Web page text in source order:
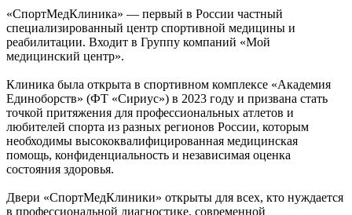
«СпортМедКлиника» — первый в России частный
специализированный центр спортивной медицины и
реабилитации. Входит в Группу компаний «Мой
медицинский центр».
Клиника была открыта в спортивном комплексе «Академия
Единоборств» (ФТ «Сириус») в 2023 году и призвана стать
точкой притяжения для профессиональных атлетов и
любителей спорта из разных регионов России, которым
необходимы высококвалифицированная медицинская
помощь, конфиденциальность и независимая оценка
состояния здоровья.
Двери «СпортМедКлиники» открыты для всех, кто нуждается
в профессиональной диагностике, современной